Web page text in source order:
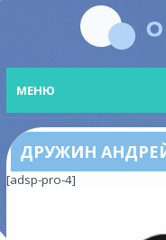
МЕНЮ
ДРУЖИН
[adsp-pro-4]